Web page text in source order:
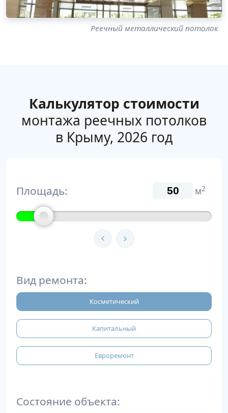
Реечный металлический потолок
Калькулятор стоимости
монтажа реечных потолков
в Крыму, 2026 год
Площадь: м2
Вид ремонта:
Косметический
Капитальный
Евроремонт
Состояние объекта: